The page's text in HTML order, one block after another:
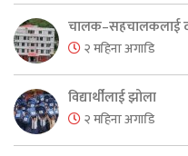
चालक–सहचालकलाई
२ महिना अगाडि
विद्यार्थीलाई झोला
२ महिना अगाडि